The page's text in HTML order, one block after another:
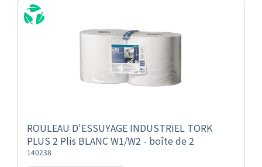
ROULEAU D'ESSUYAGE INDUSTRIEL TORK
PLUS 2 Plis BLANC W1/W2 - boîte de 2
140238